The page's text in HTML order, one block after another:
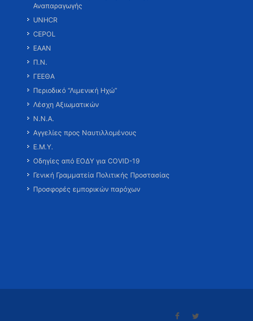
Αναπαραγωγής
UNHCR
CEPOL
ΕΑΑΝ
Π.Ν.
ΓΕΕΘΑ
Περιοδικό “Λιμενική Ηχώ”
Λέσχη Αξιωματικών
Ν.Ν.Α.
Αγγελίες προς Ναυτιλλομένους
Ε.Μ.Υ.
Οδηγίες από ΕΟΔΥ για COVID-19
Γενική Γραμματεία Πολιτικής Προστασίας
Προσφορές εμπορικών παρόχων